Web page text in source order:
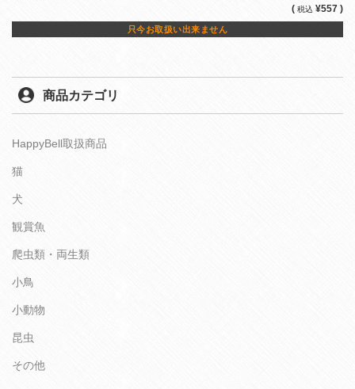
( 税込 ¥557 )
只今お取扱い出来ません
商品カテゴリ
HappyBell取扱商品
猫
犬
観賞魚
爬虫類・両生類
小鳥
小動物
昆虫
その他